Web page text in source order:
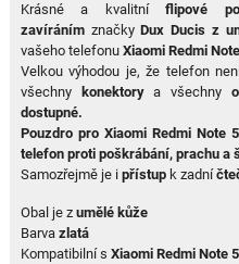
Krásné a kvalitníflipové
zavíránímznačkyDux Ducis z
vašeho telefonu Xiaomi Redmi
Velkou výhodou je, že telefon
všechny
konektorya všechny
dostupné.
Pouzdropro Xiaomi Redmi Note
telefon proti poškrábání, prachu a
Samozřejmě je i přístupk zadní
Obal je z umělé kůže
Barva zlatá
Kompatibilní s Xiaomi Redmi Note